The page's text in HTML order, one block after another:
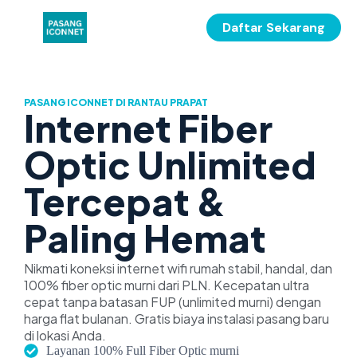
Daftar Sekarang
PASANG ICONNET DI RANTAU PRAPAT
Internet Fiber
Optic Unlimited
Tercepat &
Paling Hemat
Nikmati koneksi internet wifi rumah stabil, handal, dan
100% fiber optic murni dari PLN. Kecepatan ultra
cepat tanpa batasan FUP (unlimited murni) dengan
harga flat bulanan. Gratis biaya instalasi pasang baru
di lokasi Anda.
Layanan 100% Full Fiber Optic murni